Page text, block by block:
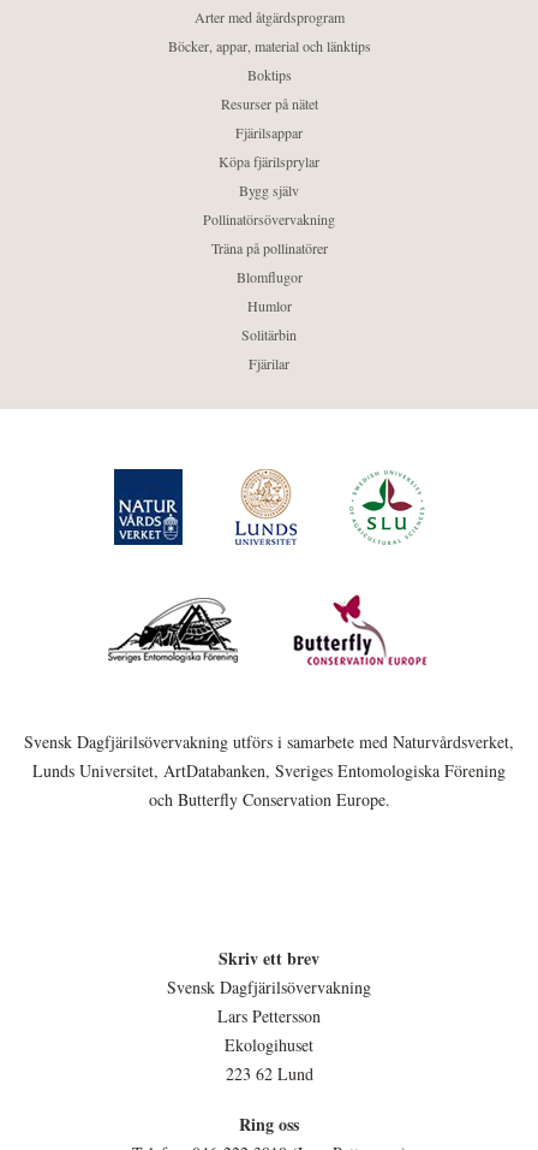
Arter med åtgärdsprogram
Böcker, appar, material och länktips
Boktips
Resurser på nätet
Fjärilsappar
Köpa fjärilsprylar
Bygg själv
Pollinatörsövervakning
Träna på pollinatörer
Blomflugor
Humlor
Solitärbin
Fjärilar
Svensk Dagfjärilsövervakning utförs i samarbete med Naturvårdsverket,
Lunds Universitet, ArtDatabanken, Sveriges Entomologiska Förening
och Butterfly Conservation Europe.
Skriv ett brev
Svensk Dagfjärilsövervakning
Lars Pettersson
Ekologihuset
223 62 Lund
Ring oss